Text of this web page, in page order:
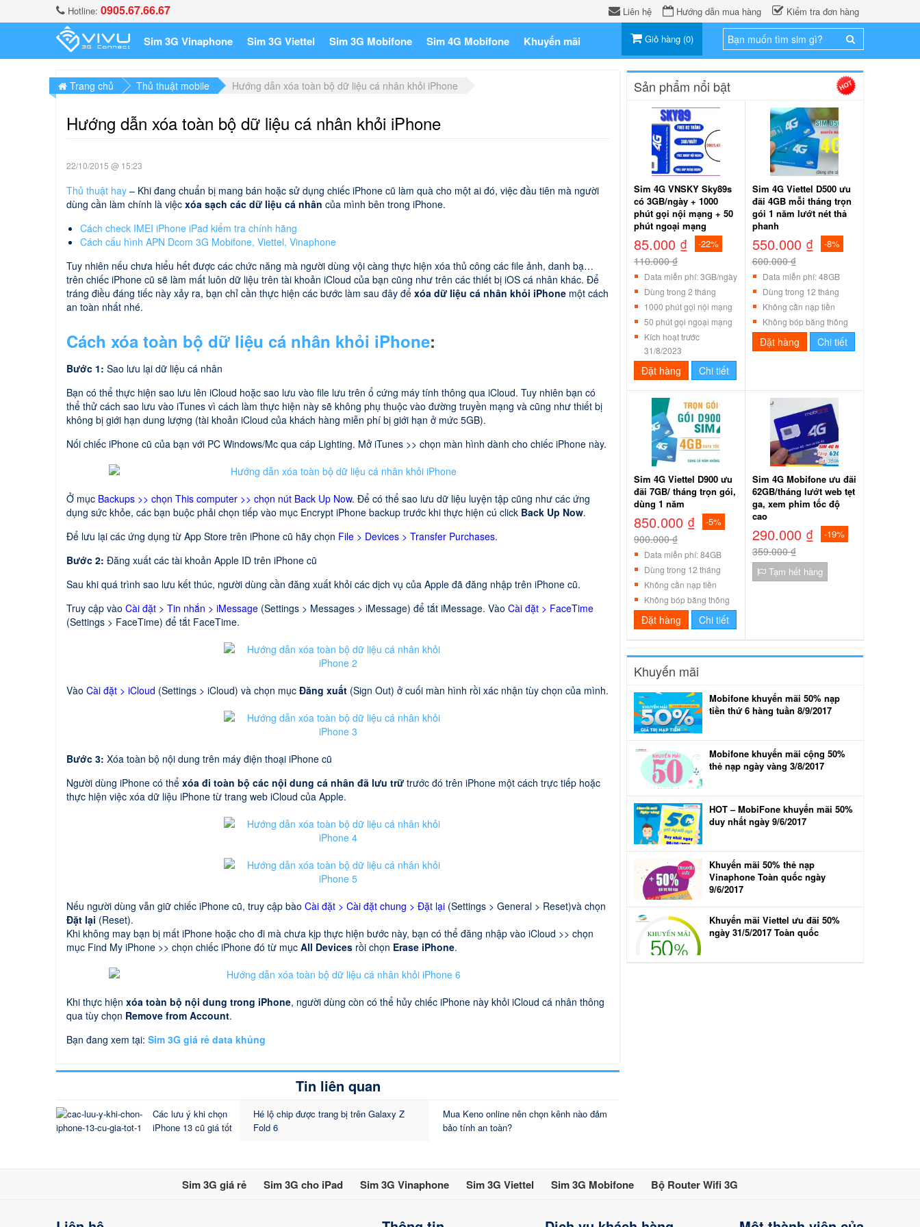
Hotline: 0905.67.66.67 Liên hệ Hướng dẫn mua hàng Kiểm tra đơn hàng
Sim 3G Vinaphone Sim 3G Viettel Sim 3G Mobifone Sim 4G Mobifone Khuyến mãi Giỏ hàng (0)
Trang chủ Thủ thuật mobile Hướng dẫn xóa toàn bộ dữ liệu cá nhân khỏi iPhone
Hướng dẫn xóa toàn bộ dữ liệu cá nhân khỏi iPhone
22/10/2015 @ 15:23
Thủ thuật hay – Khi đang chuẩn bị mang bán hoặc sử dụng chiếc iPhone cũ làm quà cho một ai đó, việc đầu tiên mà người
dùng cần làm chính là việc xóa sạch các dữ liệu cá nhân của mình bên trong iPhone.
Cách check IMEI iPhone iPad kiểm tra chính hãng
Cách cấu hình APN Dcom 3G Mobifone, Viettel, Vinaphone
Tuy nhiên nếu chưa hiểu hết được các chức năng mà người dùng vội càng thực hiện xóa thủ công các file ảnh, danh bạ…
trên chiếc iPhone cũ sẽ làm mất luôn dữ liệu trên tài khoản iCloud của bạn cũng như trên các thiết bị iOS cá nhân khác. Để
tráng điều đáng tiếc này xảy ra, bạn chỉ cần thực hiện các bước làm sau đây để xóa dữ liệu cá nhân khỏi iPhone một cách
an toàn nhất nhé.
Cách xóa toàn bộ dữ liệu cá nhân khỏi iPhone:
Bước 1: Sao lưu lại dữ liệu cá nhân
Bạn có thể thực hiện sao lưu lên iCloud hoặc sao lưu vào file lưu trên ổ cứng máy tính thông qua iCloud. Tuy nhiên bạn có
thể thử cách sao lưu vào iTunes vì cách làm thực hiện này sẽ không phụ thuộc vào đường truyền mạng và cũng như thiết bị
không bị giới hạn dung lượng (tài khoản iCloud của khách hàng miễn phí bị giới hạn ở mức 5GB).
Nối chiếc iPhone cũ của bạn với PC Windows/Mc qua cáp Lighting. Mở iTunes >> chọn màn hình dành cho chiếc iPhone này.
Ở mục Backups >> chọn This computer >> chọn nút Back Up Now. Để có thể sao lưu dữ liệu luyện tập cũng như các ứng
dụng sức khỏe, các bạn buộc phải chọn tiếp vào mục Encrypt iPhone backup trước khi thực hiện cú click Back Up Now.
Để lưu lại các ứng dụng từ App Store trên iPhone cũ hãy chọn File > Devices > Transfer Purchases.
Bước 2: Đăng xuất các tài khoản Apple ID trên iPhone cũ
Sau khi quá trình sao lưu kết thúc, người dùng cần đăng xuất khỏi các dịch vụ của Apple đã đăng nhập trên iPhone cũ.
Truy cập vào Cài đặt > Tin nhắn > iMessage (Settings > Messages > iMessage) để tắt iMessage. Vào Cài đặt > FaceTime
(Settings > FaceTime) để tắt FaceTime.
Vào Cài đặt > iCloud (Settings > iCloud) và chọn mục Đăng xuất (Sign Out) ở cuối màn hình rồi xác nhận tùy chọn của mình.
Bước 3: Xóa toàn bộ nội dung trên máy điện thoại iPhone cũ
Người dùng iPhone có thể xóa đi toàn bộ các nội dung cá nhân đã lưu trữ trước đó trên iPhone một cách trực tiếp hoặc
thực hiện việc xóa dữ liệu iPhone từ trang web iCloud của Apple.
Nếu người dùng vẫn giữ chiếc iPhone cũ, truy cập bào Cài đặt > Cài đặt chung > Đặt lại (Settings > General > Reset)và chọn
Đặt lại (Reset).
Khi không may bạn bị mất iPhone hoặc cho đi mà chưa kịp thực hiện bước này, bạn có thể đăng nhập vào iCloud >> chọn
mục Find My iPhone >> chọn chiếc iPhone đó từ mục All Devices rồi chọn Erase iPhone.
Khi thực hiện xóa toàn bộ nội dung trong iPhone, người dùng còn có thể hủy chiếc iPhone này khỏi iCloud cá nhân thông
qua tùy chọn Remove from Account.
Bạn đang xem tại: Sim 3G giá rẻ data khủng
Tin liên quan
Các lưu ý khi chọn
iPhone 13 cũ giá tốt
Hé lộ chip được trang bị trên Galaxy Z
Fold 6
Mua Keno online nên chọn kênh nào đảm
bảo tính an toàn?
Sản phẩm nổi bật
Sim 4G VNSKY Sky89s
có 3GB/ngày + 1000
phút gọi nội mạng + 50
phút ngoại mạng
85.000 ₫ -22%
110.000 ₫
Data miễn phí: 3GB/ngày
Dùng trong 2 tháng
1000 phút gọi nội mạng
50 phút gọi ngoại mạng
Kích hoạt trước
31/8/2023
Đặt hàng Chi tiết
Sim 4G Viettel D500 ưu
đãi 4GB mỗi tháng trọn
gói 1 năm lướt nét thả
phanh
550.000 ₫ -8%
600.000 ₫
Data miễn phí: 48GB
Dùng trong 12 tháng
Không cần nạp tiền
Không bóp băng thông
Đặt hàng Chi tiết
Sim 4G Viettel D900 ưu
đãi 7GB/ tháng trọn gói,
dùng 1 năm
850.000 ₫ -5%
900.000 ₫
Data miễn phí: 84GB
Dùng trong 12 tháng
Không cần nạp tiền
Không bóp băng thông
Đặt hàng Chi tiết
Sim 4G Mobifone ưu đãi
62GB/tháng lướt web tẹt
ga, xem phim tốc độ
cao
290.000 ₫ -19%
359.000 ₫
Tạm hết hàng
Khuyến mãi
Mobifone khuyến mãi 50% nạp
tiền thứ 6 hàng tuần 8/9/2017
Mobifone khuyến mãi cộng 50%
thẻ nạp ngày vàng 3/8/2017
HOT – MobiFone khuyến mãi 50%
duy nhất ngày 9/6/2017
Khuyến mãi 50% thẻ nạp
Vinaphone Toàn quốc ngày
9/6/2017
Khuyến mãi Viettel ưu đãi 50%
ngày 31/5/2017 Toàn quốc
Sim 3G giá rẻ Sim 3G cho iPad Sim 3G Vinaphone Sim 3G Viettel Sim 3G Mobifone Bộ Router Wifi 3G